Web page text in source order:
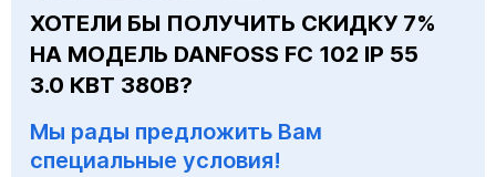
ХОТЕЛИ БЫ ПОЛУЧИТЬ СКИДКУ 7%
НА МОДЕЛЬ DANFOSS FC 102 IP 55
3.0 КВТ 380В?
Мы рады предложить Вам
специальные условия!